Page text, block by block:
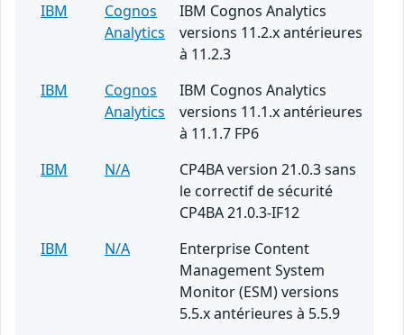
IBM
Cognos
Analytics
IBM Cognos Analytics
versions 11.2.x antérieures
à 11.2.3
IBM
Cognos
Analytics
IBM Cognos Analytics
versions 11.1.x antérieures
à 11.1.7 FP6
IBM
N/A
CP4BA version 21.0.3 sans
le correctif de sécurité
CP4BA 21.0.3-IF12
IBM
N/A
Enterprise Content
Management System
Monitor (ESM) versions
5.5.x antérieures à 5.5.9